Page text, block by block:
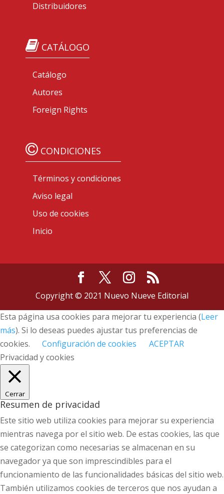
Distribuidores
CATÁLOGO
Catálogo
Autores
Foreign Rights
CONDICIONES
Términos y condiciones
Aviso legal
Uso de cookies
Inicio
Copyright © 2021 Nuevo Nueve Editorial
Esta página usa cookies para mejorar tu experiencia (Leer
más). Si lo deseas puedes ajustar tus preferencias de
cookies.
Configuración de cookies
ACEPTAR
Privacidad y cookies
Cerrar
Resumen de privacidad
Este sitio web utiliza cookies para mejorar su experiencia
mientras navega por el sitio web. De estas cookies, las que
se categorizan como necesarias se almacenan en su
navegador ya que son imprescindibles para el
funcionamiento de las funcionalidades básicas del sitio web.
También utilizamos cookies de terceros que nos ayudan a